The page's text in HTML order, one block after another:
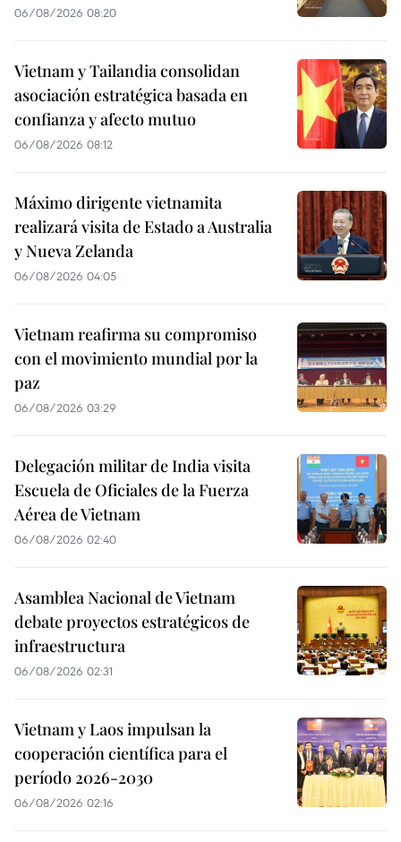
06/08/2026 08:20
Vietnam y Tailandia consolidan
asociación estratégica basada en
confianza y afecto mutuo
06/08/2026 08:12
Máximo dirigente vietnamita
realizará visita de Estado a Australia
y Nueva Zelanda
06/08/2026 04:05
Vietnam reafirma su compromiso
con el movimiento mundial por la
paz
06/08/2026 03:29
Delegación militar de India visita
Escuela de Oficiales de la Fuerza
Aérea de Vietnam
06/08/2026 02:40
Asamblea Nacional de Vietnam
debate proyectos estratégicos de
infraestructura
06/08/2026 02:31
Vietnam y Laos impulsan la
cooperación científica para el
período 2026-2030
06/08/2026 02:16